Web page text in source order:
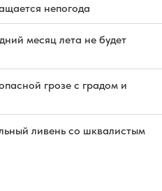
непогода
месяц лета не будет
грозе с градом и
ливень со шквалистым